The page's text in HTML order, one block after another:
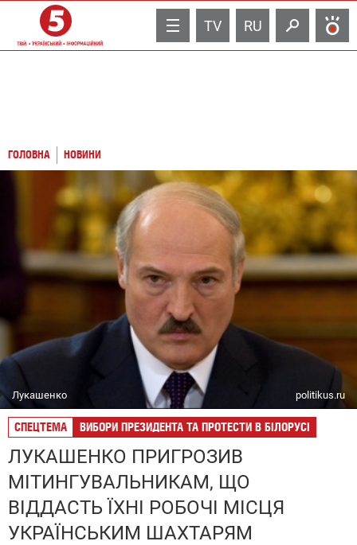
TV RU
ГОЛОВНА НОВИНИ
Лукашенко politikus.ru
СПЕЦТЕМА ВИБОРИ ПРЕЗИДЕНТА ТА ПРОТЕСТИ В БІЛОРУСІ
ЛУКАШЕНКО ПРИГРОЗИВ
МІТИНГУВАЛЬНИКАМ, ЩО
ВІДДАСТЬ ЇХНІ РОБОЧІ МІСЦЯ
УКРАЇНСЬКИМ ШАХТАРЯМ